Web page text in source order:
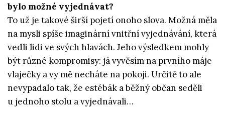
bylo možné vyjednávat?
To už je takové širší pojetí onoho slova. Možná měla
na mysli spíše imaginární vnitřní vyjednávání, která
vedli lidi ve svých hlavách. Jeho výsledkem mohly
být různé kompromisy: já vyvěsím na prvního máje
vlaječky a vy mě necháte na pokoji. Určitě to ale
nevypadalo tak, že estébák a běžný občan seděli
u jednoho stolu a vyjednávali…